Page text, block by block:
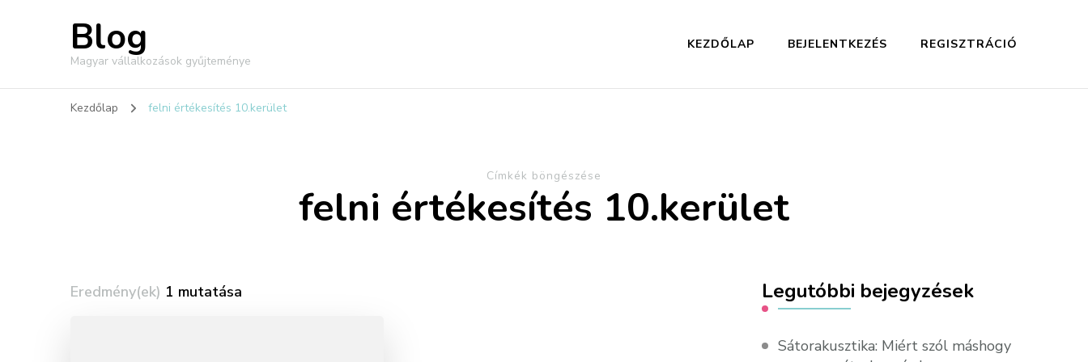
Blog
Magyar vállalkozások gyűjteménye
KEZDŐLAP BEJELENTKEZÉS REGISZTRÁCIÓ
Kezdőlap felni értékesítés 10.kerület
Címkék böngészése
felni értékesítés 10.kerület
Eredmény(ek) 1 mutatása Legutóbbi bejegyzések
Sátorakusztika: Miért szól máshogy